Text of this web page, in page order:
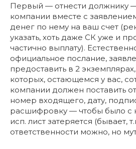
Первый — отнести должнику
компании вместе с
денег по нему на ваш счет
указать, хоть даже СК уже и
частично выплату).
официальное послание,
предоставить в 2
которых, остающемся у вас,
компании должен поставить
номер входящего, дату,
расшифровку — чтобы было с
исп. лист затеряется (бывает,
ответственности можно, но